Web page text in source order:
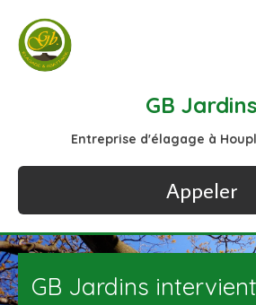
GB Jardins
Entreprise d'élagage à
Appeler
GB Jardins